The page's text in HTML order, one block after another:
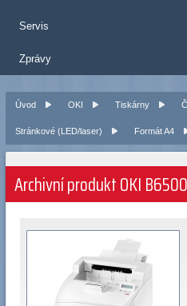
Servis
Zprávy
Úvod OKI Tiskárny
Stránkové (LED/laser) Formát A4
Archivní produkt OKI